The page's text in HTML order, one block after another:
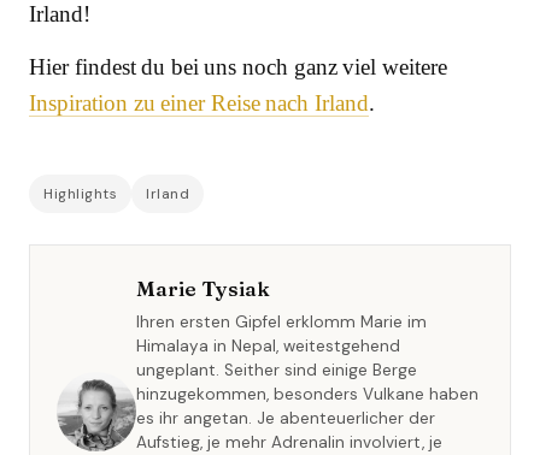
Irland!
Hier findest du bei uns noch ganz viel weitere
Inspiration zu einer Reise nach Irland.
Highlights Irland
Marie Tysiak
Ihren ersten Gipfel erklomm Marie im
Himalaya in Nepal, weitestgehend
ungeplant. Seither sind einige Berge
hinzugekommen, besonders Vulkane haben
es ihr angetan. Je abenteuerlicher der
Aufstieg, je mehr Adrenalin involviert, je